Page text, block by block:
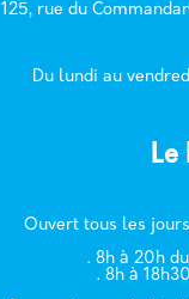
125, rue du
Du lundi au
Le
Ouvert tous les
. 8h à 20h
. 8h à